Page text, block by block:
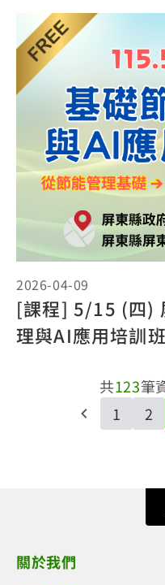
2026-04-09
[課程] 5/15 (四)
理與AI應用培訓班
共123筆
1
2
關於我們